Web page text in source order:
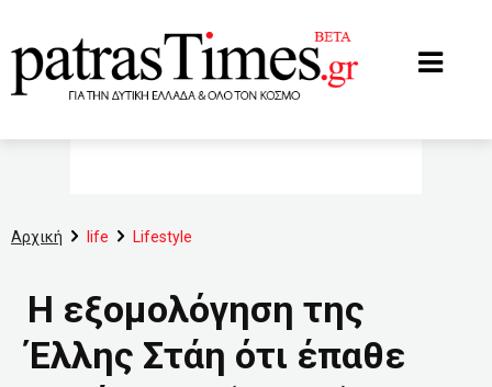
Αρχική life Lifestyle
Η εξομολόγηση της
Έλλης Στάη ότι έπαθε